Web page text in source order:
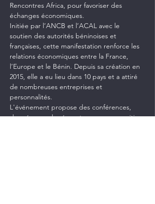
Rencontres Africa, pour favoriser des
échanges économiques.
Initiée par l’ANCB et l’ACAL avec le
soutien des autorités béninoises et
françaises, cette manifestation renforce les
relations économiques entre la France,
l’Europe et le Bénin. Depuis sa création en
2015, elle a eu lieu dans 10 pays et a attiré
de nombreuses entreprises et
personnalités.
L'événement propose des conférences,
des séances de réseautage, une exposition